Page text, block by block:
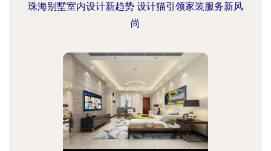
珠海别墅室内设计新趋势 设计猫引领家装服务新风
尚